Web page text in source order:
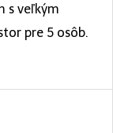
s veľkým
pre 5 osôb.